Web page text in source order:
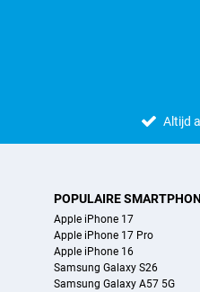
Altijd
POPULAIRE
Apple iPhone 17
Apple iPhone 17 Pro
Apple iPhone 16
Samsung Galaxy S26
Samsung Galaxy A57 5G